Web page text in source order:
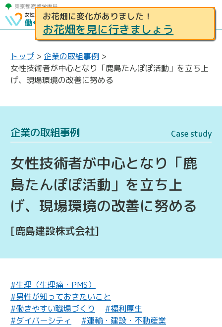
お花畑に変化がありました！
お花畑を見に行きましょう
トップ > 企業の取組事例 >
女性技術者が中心となり「鹿島たんぽぽ活動」を立ち上
げ、現場環境の改善に努める
企業の取組事例 Case study
女性技術者が中心となり「鹿
島たんぽぽ活動」を立ち上
げ、現場環境の改善に努める
[鹿島建設株式会社]
#生理（生理痛・PMS）
#男性が知っておきたいこと
#働きやすい職場づくり
#福利厚生
#ダイバーシティ
#運輸・建設・不動産業